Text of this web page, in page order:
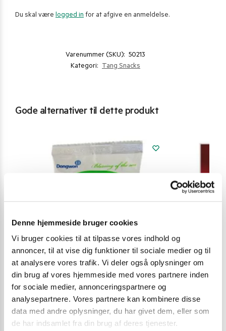
Denne hjemmeside bruger cookies
Vi bruger cookies til at tilpasse vores indhold og
annoncer, til at vise dig funktioner til sociale medier og til
at analysere vores trafik. Vi deler også oplysninger om
din brug af vores hjemmeside med vores partnere inden
for sociale medier, annonceringspartnere og
analysepartnere. Vores partnere kan kombinere disse
data med andre oplysninger, du har givet dem, eller som
de har indsamlet fra din brug af deres tjenester.
Du skal være logged in for at afgive en anmeldelse.
Varenummer (SKU): 50213
Kategori: Tang Snacks
Gode alternativer til dette produkt